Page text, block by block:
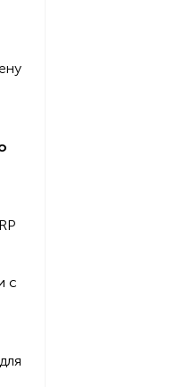
с